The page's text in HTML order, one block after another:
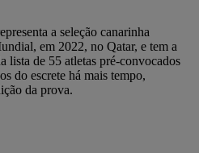
a seleção canarinha
em 2022, no Qatar, e tem a
lista de 55 atletas pré-convocados
do escrete há mais tempo,
da prova.